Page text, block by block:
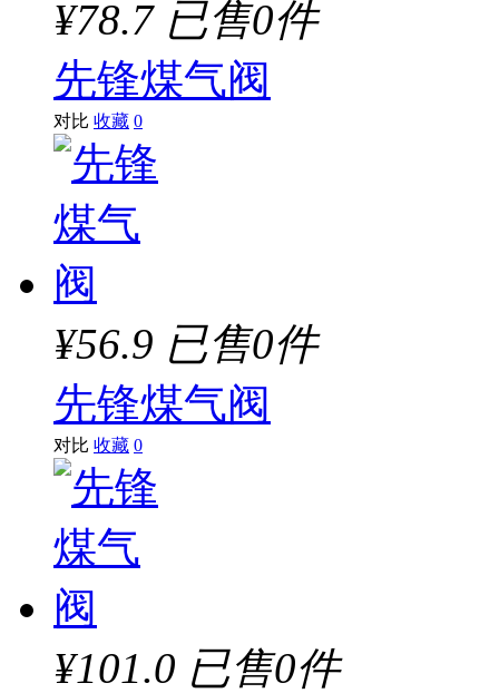
¥78.7 已售0件
先锋煤气阀
对比 收藏 0
¥56.9 已售0件
先锋煤气阀
对比 收藏 0
¥101.0 已售0件